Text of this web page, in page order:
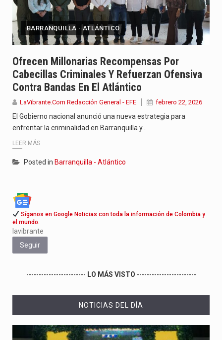
La colaboración, inspirada en Cien años de soledad de Gabriel…
La comedia romántica escrita y dirigida por Dago García cuenta…
El nuevo sello discográfico fue presentado en Bogotá con un…
El Grupo Planeta presenta una nueva selección editorial para este…
BARRANQUILLA - ATLÁNTICO
Ofrecen Millonarias Recompensas Por
Cabecillas Criminales Y Refuerzan Ofensiva
Contra Bandas En El Atlántico
LaVibrante.Com Redacción General - EFE febrero 22, 2026
El Gobierno nacional anunció una nueva estrategia para
enfrentar la criminalidad en Barranquilla y…
LEER MÁS
Posted in Barranquilla - Atlántico
Síganos en Google Noticias con toda la información de Colombia y
el mundo.
lavibrante
Seguir
------------------------ LO MÁS VISTO ------------------------
NOTICIAS DEL DÍA